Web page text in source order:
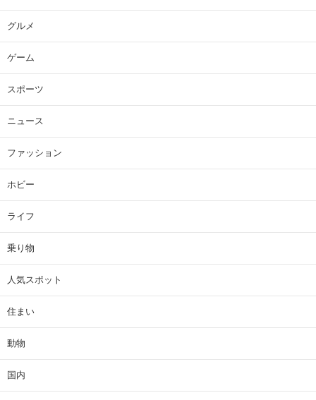
グルメ
ゲーム
スポーツ
ニュース
ファッション
ホビー
ライフ
乗り物
人気スポット
住まい
動物
国内